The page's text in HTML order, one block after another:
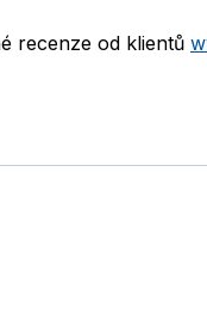
recenze od klientů